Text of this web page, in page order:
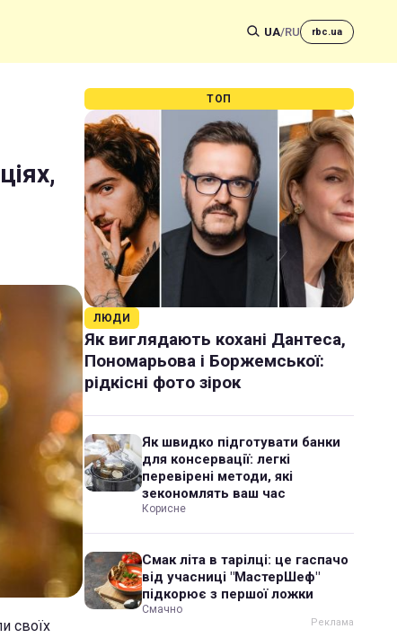
UA/RU rbc.ua
своїх
ТОП
ЛЮДИ
Як виглядають кохані Дантеса,
Пономарьова і Боржемської:
рідкісні фото зірок
Як швидко підготувати банки
для консервації: легкі
перевірені методи, які
зекономлять ваш час
Корисне
Смак літа в тарілці: це гаспачо
від учасниці "МастерШеф"
підкорює з першої ложки
Смачно